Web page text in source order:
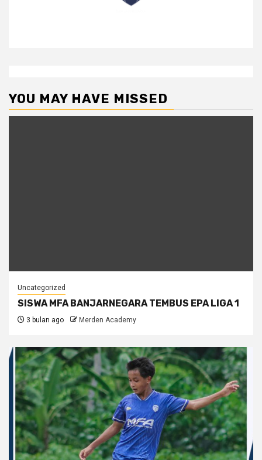
YOU MAY HAVE MISSED
Uncategorized
SISWA MFA BANJARNEGARA TEMBUS EPA LIGA 1
3 bulan ago Merden Academy